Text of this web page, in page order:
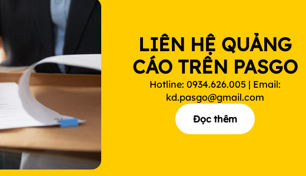
LIÊN HỆ QUẢNG
CÁO TRÊN PASGO
Hotline: 0934.626.005 | Email:
kd.pasgo@gmail.com
Đọc thêm